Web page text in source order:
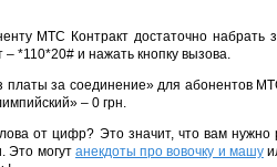
МТС Контракт достаточно набрать
*110*20# и нажать кнопку вызова.
за соединение» для абонентов
– 0 грн.
от цифр? Это значит, что вам нужно
Это могут анекдоты про вовочку и машу